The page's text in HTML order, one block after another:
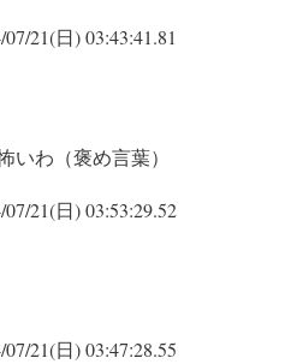
07/21(日) 03:43:41.81
いわ（褒め言葉）
07/21(日) 03:53:29.52
07/21(日) 03:47:28.55